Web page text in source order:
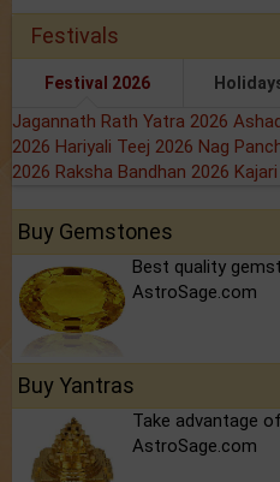
Festivals
Festival 2026
Jagannath Rath Yatra 2026
2026 Hariyali Teej 2026 Nag
2026 Raksha Bandhan 2026
Buy Gemstones
Best quality
AstroSage.com
Buy Yantras
Take advantage
AstroSage.com